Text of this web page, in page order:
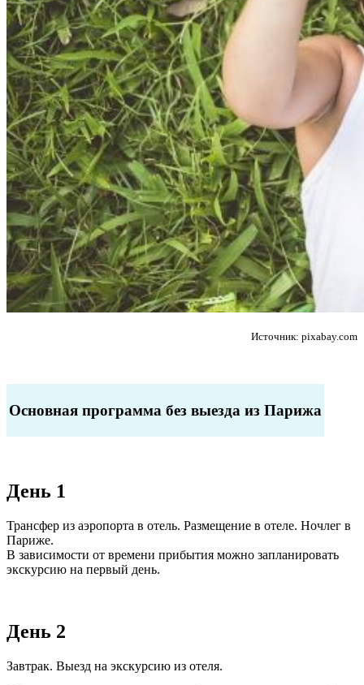
Підписуючись на розсилку, ви погоджуєтесь з
Правилами
користування и Політикою конфіденційності
та даєте згоду на
використання файлів cookie і передачу своїх персональних
даних*
Дізнатися більше!
Источник: pixabay.com
Основная программа без выезда из Парижа
День 1
Трансфер из аэропорта в отель. Размещение в отеле. Ночлег в
Париже.
В зависимости от времени прибытия можно запланировать
экскурсию на первый день.
День 2
Завтрак. Выезд на экскурсию из отеля.